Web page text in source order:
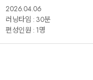
2026.04.06
러닝타임 : 30분
편성인원 : 1명